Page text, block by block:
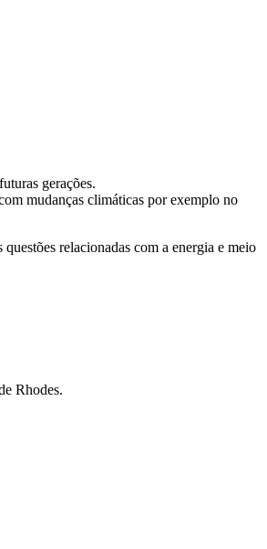
gerações.
mudanças climáticas por exemplo no
relacionadas com a energia e meio
Rhodes.